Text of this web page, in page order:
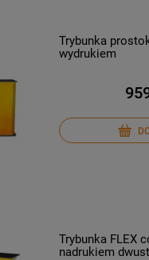
Trybunka
wydrukiem
Trybunka FLEX
nadrukiem